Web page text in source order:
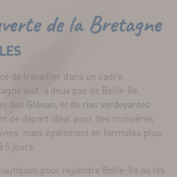
de la Bretagne
de travailler dans un cadre
sud, à deux pas de Belle-Ile,
des Glénan, et de rias verdoyantes
de départ idéal pour des croisières
mais également en formules plus
5 jours.
pour rejoindre Belle-Ile ou les